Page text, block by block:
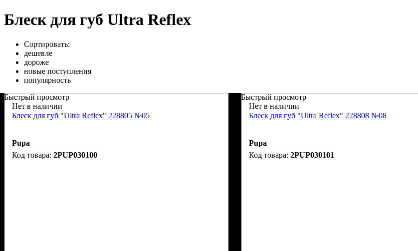
Блеск для губ Ultra Reflex
Сортировать:
дешевле
дороже
новые поступления
популярность
Быстрый просмотр
Нет в наличии
Блеск для губ "Ultra Reflex" 228805 №05
Pupa
2PUP030100
Быстрый просмотр
Нет в наличии
Блеск для губ "Ultra Reflex" 228808 №08
Pupa
2PUP030101